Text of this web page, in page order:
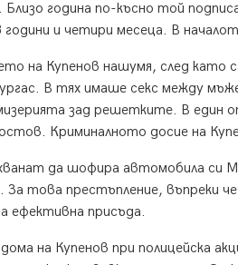
година по-късно той
и четири месеца. В
на Купенов нашумя, след като
В тях имаше секс между
зад решетките. В един
Криминалното досие на
да шофира автомобила си
За това престъпление, въпреки
ефективна присъда.
на Купенов при полицейска